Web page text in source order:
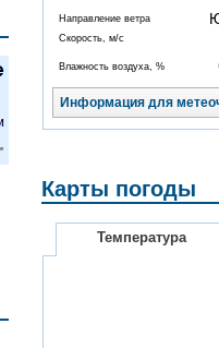
Направление ветра
Скорость, м/с
Влажность воздуха, %
Информация для
Карты погоды
Температура